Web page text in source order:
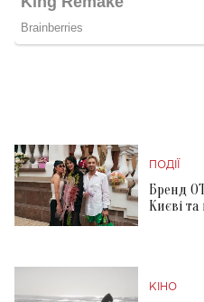
ПОДІЇ
Бренд
Києві
КІНО